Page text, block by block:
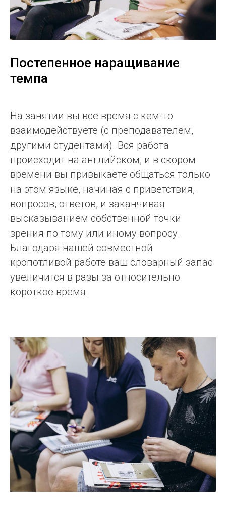
Постепенное наращивание
темпа
На занятии вы все время с кем-то
взаимодействуете (с преподавателем,
другими студентами). Вся работа
происходит на английском, и в скором
времени вы привыкаете общаться только
на этом языке, начиная с приветствия,
вопросов, ответов, и заканчивая
высказыванием собственной точки
зрения по тому или иному вопросу.
Благодаря нашей совместной
кропотливой работе ваш словарный запас
увеличится в разы за относительно
короткое время.